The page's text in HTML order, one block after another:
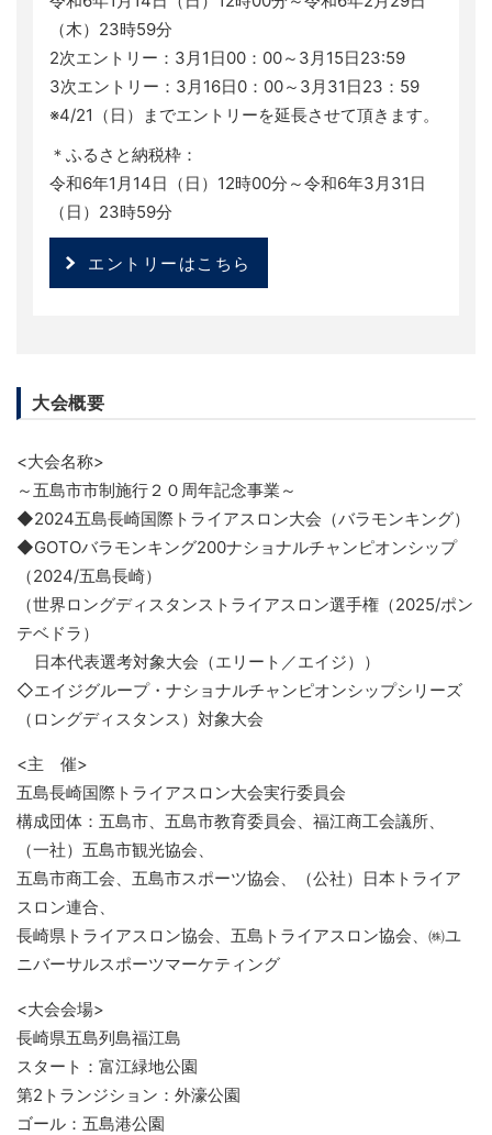
（木）23時59分
2次エントリー：3月1日00：00～3月15日23:59
3次エントリー：3月16日0：00～3月31日23：59
※4/21（日）までエントリーを延長させて頂きます。
＊ふるさと納税枠：
令和6年1月14日（日）12時00分～令和6年3月31日
（日）23時59分
エントリーはこちら
大会概要
<大会名称>
～五島市市制施行２０周年記念事業～
◆2024五島長崎国際トライアスロン大会（バラモンキング）
◆GOTOバラモンキング200ナショナルチャンピオンシップ
（2024/五島長崎）
（世界ロングディスタンストライアスロン選手権（2025/ポン
テベドラ）
日本代表選考対象大会（エリート／エイジ））
◇エイジグループ・ナショナルチャンピオンシップシリーズ
（ロングディスタンス）対象大会
<主 催>
五島長崎国際トライアスロン大会実行委員会
構成団体：五島市、五島市教育委員会、福江商工会議所、
（一社）五島市観光協会、
五島市商工会、五島市スポーツ協会、（公社）日本トライア
スロン連合、
長崎県トライアスロン協会、五島トライアスロン協会、㈱ユ
ニバーサルスポーツマーケティング
<大会会場>
長崎県五島列島福江島
スタート：富江緑地公園
第2トランジション：外濠公園
ゴール：五島港公園